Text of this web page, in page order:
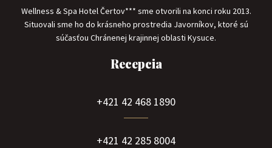
Wellness & Spa Hotel Čertov*** sme otvorili na konci roku 2013.
Situovali sme ho do krásneho prostredia Javorníkov, ktoré sú
súčasťou Chránenej krajinnej oblasti Kysuce.
Recepcia
+421 42 468 1890
+421 42 285 8004